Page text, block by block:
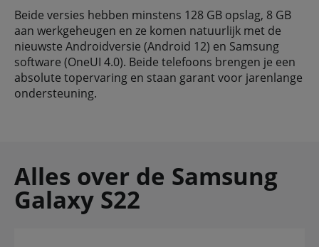
Beide versies hebben minstens 128 GB opslag, 8 GB
aan werkgeheugen en ze komen natuurlijk met de
nieuwste Androidversie (Android 12) en Samsung
software (OneUI 4.0). Beide telefoons brengen je een
absolute topervaring en staan garant voor jarenlange
ondersteuning.
Alles over de Samsung
Galaxy S22